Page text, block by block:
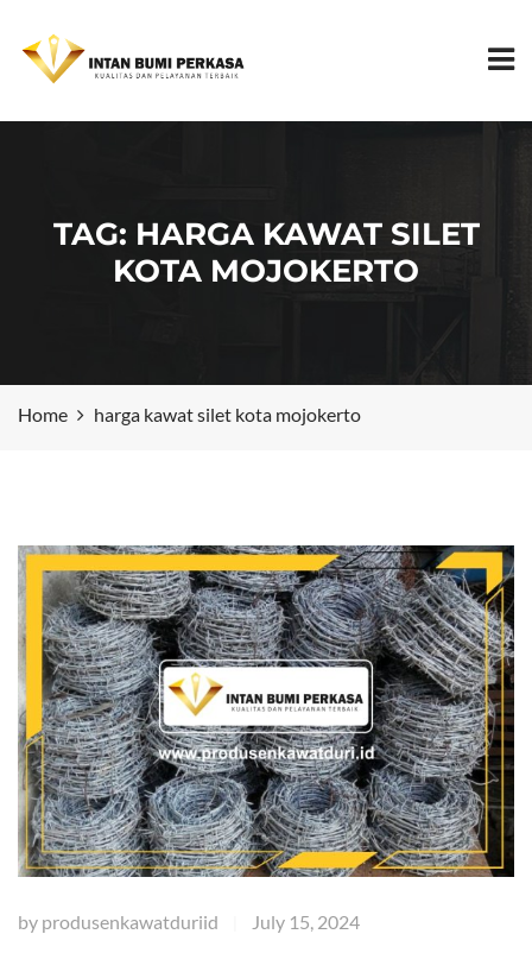
TAG: HARGA KAWAT SILET
KOTA MOJOKERTO
Home harga kawat silet kota mojokerto
by produsenkawatduriid July 15, 2024